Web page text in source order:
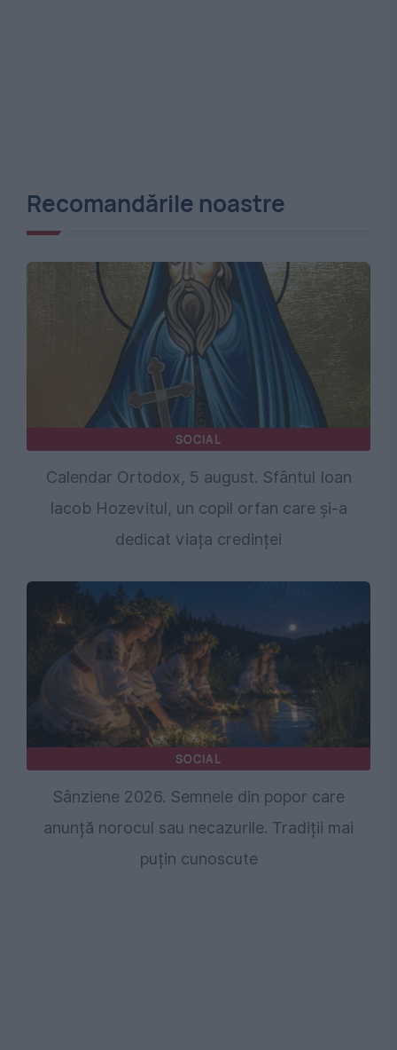
Recomandările noastre
SOCIAL
Calendar Ortodox, 5 august. Sfântul Ioan
Iacob Hozevitul, un copil orfan care și-a
dedicat viața credinței
SOCIAL
Sânziene 2026. Semnele din popor care
anunță norocul sau necazurile. Tradiții mai
puțin cunoscute